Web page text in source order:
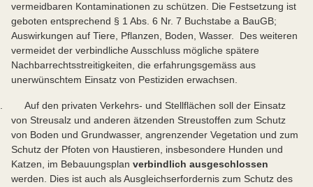
vermeidbaren Kontaminationen zu schützen. Die Festsetzung ist
geboten entsprechend § 1 Abs. 6 Nr. 7 Buchstabe a BauGB;
Auswirkungen auf Tiere, Pflanzen, Boden, Wasser. Des weiteren
vermeidet der verbindliche Ausschluss mögliche spätere
Nachbarrechtsstreitigkeiten, die erfahrungsgemäss aus
unerwünschtem Einsatz von Pestiziden erwachsen.
Auf den privaten Verkehrs- und Stellflächen soll der Einsatz
von Streusalz und anderen ätzenden Streustoffen zum Schutz
von Boden und Grundwasser, angrenzender Vegetation und zum
Schutz der Pfoten von Haustieren, insbesondere Hunden und
Katzen, im Bebauungsplan verbindlich ausgeschlossen
werden. Dies ist auch als Ausgleichserfordernis zum Schutz des